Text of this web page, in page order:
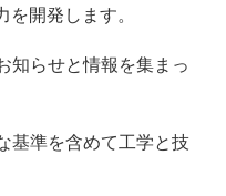
開発します。
知らせと情報を集まっ
基準を含めて工学と技